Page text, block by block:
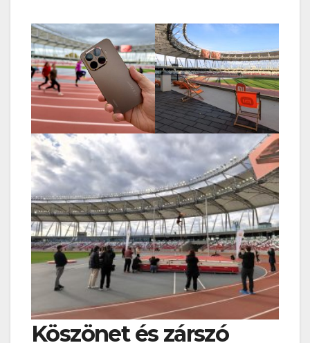
Köszönet és zárszó